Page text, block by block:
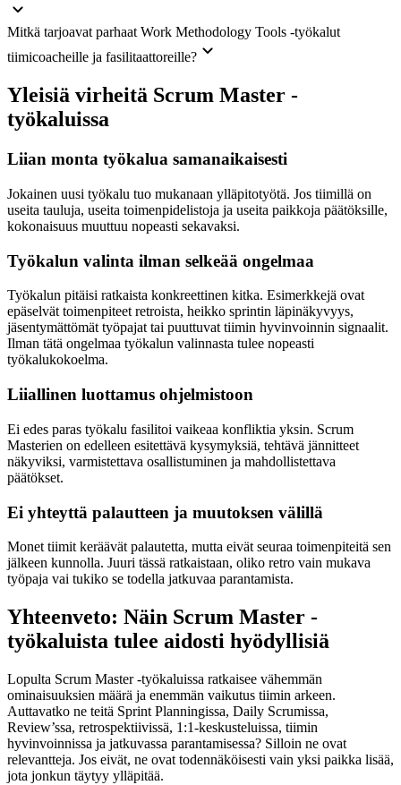
Mitkä tarjoavat parhaat Work Methodology Tools -työkalut
tiimicoacheille ja fasilitaattoreille?
Yleisiä virheitä Scrum Master -
työkaluissa
Liian monta työkalua samanaikaisesti
Jokainen uusi työkalu tuo mukanaan ylläpitotyötä. Jos tiimillä on
useita tauluja, useita toimenpidelistoja ja useita paikkoja päätöksille,
kokonaisuus muuttuu nopeasti sekavaksi.
Työkalun valinta ilman selkeää ongelmaa
Työkalun pitäisi ratkaista konkreettinen kitka. Esimerkkejä ovat
epäselvät toimenpiteet retroista, heikko sprintin läpinäkyvyys,
jäsentymättömät työpajat tai puuttuvat tiimin hyvinvoinnin signaalit.
Ilman tätä ongelmaa työkalun valinnasta tulee nopeasti
työkalukokoelma.
Liiallinen luottamus ohjelmistoon
Ei edes paras työkalu fasilitoi vaikeaa konfliktia yksin. Scrum
Masterien on edelleen esitettävä kysymyksiä, tehtävä jännitteet
näkyviksi, varmistettava osallistuminen ja mahdollistettava
päätökset.
Ei yhteyttä palautteen ja muutoksen välillä
Monet tiimit keräävät palautetta, mutta eivät seuraa toimenpiteitä sen
jälkeen kunnolla. Juuri tässä ratkaistaan, oliko retro vain mukava
työpaja vai tukiko se todella jatkuvaa parantamista.
Yhteenveto: Näin Scrum Master -
työkaluista tulee aidosti hyödyllisiä
Lopulta Scrum Master -työkaluissa ratkaisee vähemmän
ominaisuuksien määrä ja enemmän vaikutus tiimin arkeen.
Auttavatko ne teitä Sprint Planningissa, Daily Scrumissa,
Review’ssa, retrospektiivissä, 1:1-keskusteluissa, tiimin
hyvinvoinnissa ja jatkuvassa parantamisessa? Silloin ne ovat
relevantteja. Jos eivät, ne ovat todennäköisesti vain yksi paikka lisää,
jota jonkun täytyy ylläpitää.